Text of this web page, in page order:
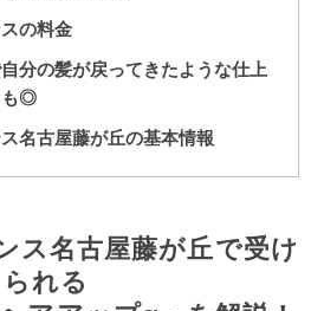
の料金
自分の髪が戻ってきたような仕上
も◎
名古屋藤が丘の基本情報
ス名古屋藤が丘で受け
られる